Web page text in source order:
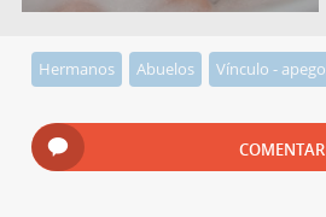
Hermanos Abuelos Vínculo - apego
COMENTAR